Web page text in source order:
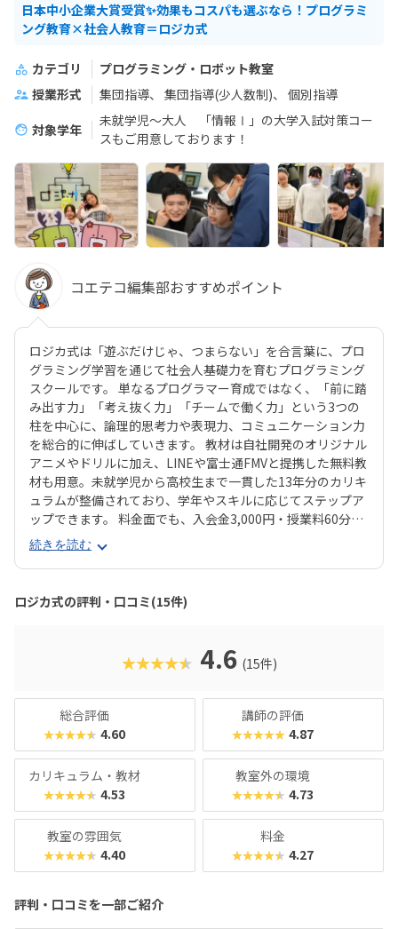
日本中小企業大賞受賞✨効果もコスパも選ぶなら！プログラミ
ング教育×社会人教育＝ロジカ式
カテゴリ
プログラミング・ロボット教室
授業形式
集団指導 集団指導(少人数制)
個別指導
対象学年
未就学児～大人 「情報Ⅰ」の大学入試対策コー
スもご用意しております！
コエテコ編集部おすすめポイント
ロジカ式は「遊ぶだけじゃ、つまらない」を合言葉に、プロ
グラミング学習を通じて社会人基礎力を育むプログラミング
スクールです。 単なるプログラマー育成ではなく、「前に踏
み出す力」「考え抜く力」「チームで働く力」という3つの
柱を中心に、論理的思考力や表現力、コミュニケーション力
を総合的に伸ばしていきます。 教材は自社開発のオリジナル
アニメやドリルに加え、LINEや富士通FMVと提携した無料教
材も用意。未就学児から高校生まで一貫した13年分のカリキ
ュラムが整備されており、学年やスキルに応じてステップア
ップできます。 料金面でも、入会金3,000円・授業料60分あ
たり1,800円とリーズナブル。年間で比較しても他スクール
より大幅に低コストで学べるのが大きな魅力です。 さらに
「全国選抜小学生プログラミング大会」や独自の認定制度な
ど、チャレンジの場も多数。 プログラミングだけでなく、人
前での発表や課題解決に取り組む経験が、将来の進学や社会
続きを読む
ロジカ式の評判・口コミ(15件)
★★★★★ 4.6 (15件)
総合評価
★★★★★ 4.60
講師の評価
★★★★★ 4.87
カリキュラム・教材
★★★★★ 4.53
教室外の環境
★★★★★ 4.73
教室の雰囲気
★★★★★ 4.40
料金
★★★★★ 4.27
評判・口コミを一部ご紹介